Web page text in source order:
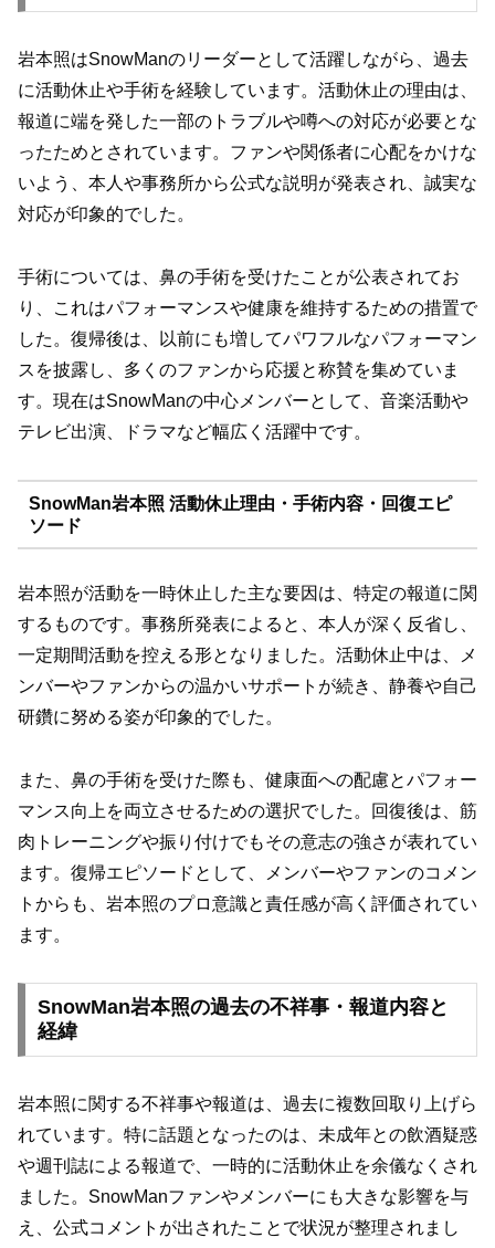
岩本照はSnowManのリーダーとして活躍しながら、過去
に活動休止や手術を経験しています。活動休止の理由は、
報道に端を発した一部のトラブルや噂への対応が必要とな
ったためとされています。ファンや関係者に心配をかけな
いよう、本人や事務所から公式な説明が発表され、誠実な
対応が印象的でした。
手術については、鼻の手術を受けたことが公表されてお
り、これはパフォーマンスや健康を維持するための措置で
した。復帰後は、以前にも増してパワフルなパフォーマン
スを披露し、多くのファンから応援と称賛を集めていま
す。現在はSnowManの中心メンバーとして、音楽活動や
テレビ出演、ドラマなど幅広く活躍中です。
SnowMan岩本照 活動休止理由・手術内容・回復エピ
ソード
岩本照が活動を一時休止した主な要因は、特定の報道に関
するものです。事務所発表によると、本人が深く反省し、
一定期間活動を控える形となりました。活動休止中は、メ
ンバーやファンからの温かいサポートが続き、静養や自己
研鑽に努める姿が印象的でした。
また、鼻の手術を受けた際も、健康面への配慮とパフォー
マンス向上を両立させるための選択でした。回復後は、筋
肉トレーニングや振り付けでもその意志の強さが表れてい
ます。復帰エピソードとして、メンバーやファンのコメン
トからも、岩本照のプロ意識と責任感が高く評価されてい
ます。
SnowMan岩本照の過去の不祥事・報道内容と
経緯
岩本照に関する不祥事や報道は、過去に複数回取り上げら
れています。特に話題となったのは、未成年との飲酒疑惑
や週刊誌による報道で、一時的に活動休止を余儀なくされ
ました。SnowManファンやメンバーにも大きな影響を与
え、公式コメントが出されたことで状況が整理されまし